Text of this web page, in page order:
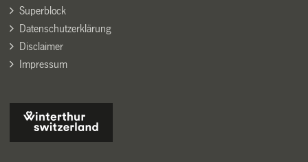
Superblock
Datenschutzerklärung
Disclaimer
Impressum